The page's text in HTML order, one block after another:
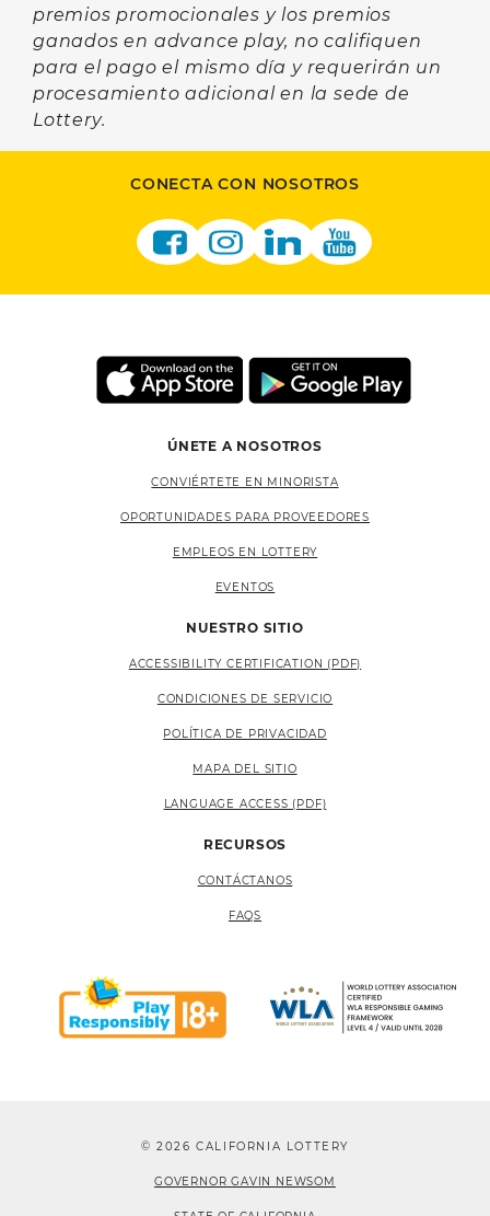
premios promocionales y los premios
ganados en advance play, no califiquen
para el pago el mismo día y requerirán un
procesamiento adicional en la sede de
Lottery.
CONECTA CON NOSOTROS
ÚNETE A NOSOTROS
CONVIÉRTETE EN MINORISTA
OPORTUNIDADES PARA PROVEEDORES
EMPLEOS EN LOTTERY
EVENTOS
NUESTRO SITIO
ACCESSIBILITY CERTIFICATION (PDF)
CONDICIONES DE SERVICIO
POLÍTICA DE PRIVACIDAD
MAPA DEL SITIO
LANGUAGE ACCESS (PDF)
RECURSOS
CONTÁCTANOS
FAQS
© 2026 CALIFORNIA LOTTERY
GOVERNOR GAVIN NEWSOM